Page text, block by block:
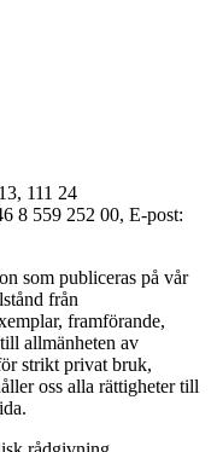
111 24
8 559 252 00, E-post:
som publiceras på vår
från
framförande,
allmänheten av
strikt privat bruk,
oss alla rättigheter till